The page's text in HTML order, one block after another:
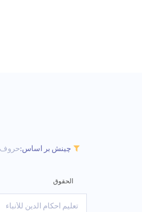
چینش بر اساس:حروف
الحقوق
تعلیم أحکام الدین للأنباء